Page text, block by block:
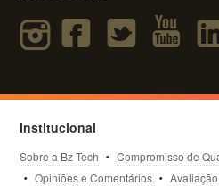
Institucional
Sobre a Bz Tech
Compromisso de
Opiniões e Comentários